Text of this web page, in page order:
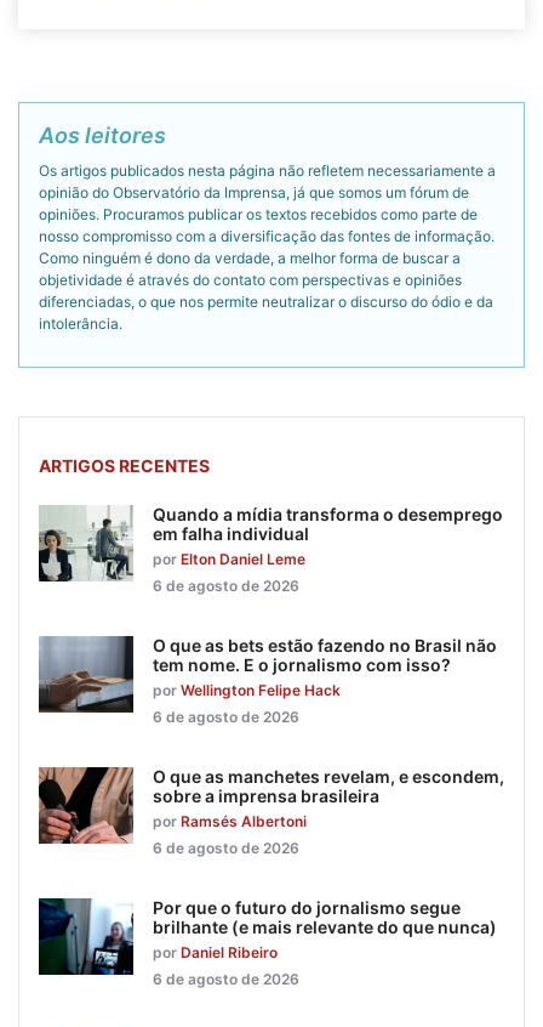
Aos leitores
Os artigos publicados nesta página não refletem necessariamente a
opinião do Observatório da Imprensa, já que somos um fórum de
opiniões. Procuramos publicar os textos recebidos como parte de
nosso compromisso com a diversificação das fontes de informação.
Como ninguém é dono da verdade, a melhor forma de buscar a
objetividade é através do contato com perspectivas e opiniões
diferenciadas, o que nos permite neutralizar o discurso do ódio e da
intolerância.
ARTIGOS RECENTES
Quando a mídia transforma o desemprego
em falha individual
por Elton Daniel Leme
6 de agosto de 2026
O que as bets estão fazendo no Brasil não
tem nome. E o jornalismo com isso?
por Wellington Felipe Hack
6 de agosto de 2026
O que as manchetes revelam, e escondem,
sobre a imprensa brasileira
por Ramsés Albertoni
6 de agosto de 2026
Por que o futuro do jornalismo segue
brilhante (e mais relevante do que nunca)
por Daniel Ribeiro
6 de agosto de 2026